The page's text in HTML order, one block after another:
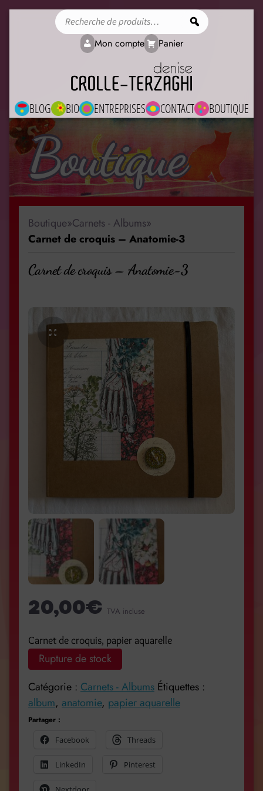
BLOG BIO ENTREPRISES CONTACT BOUTIQUE
Mon compte Panier
Boutique
Boutique»Carnets - Albums»
Carnet de croquis – Anatomie-3
Carnet de croquis – Anatomie-3
20,00€ TVA incluse
Carnet de croquis, papier aquarelle
Rupture de stock
Catégorie : Carnets - Albums Étiquettes :
album, anatomie, papier aquarelle
Partager :
Facebook
Threads
LinkedIn Pinterest